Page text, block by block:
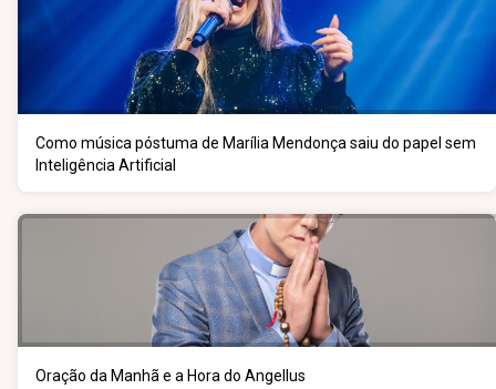
Como música póstuma de Marília Mendonça saiu do papel sem
Inteligência Artificial
Oração da Manhã e a Hora do Angellus